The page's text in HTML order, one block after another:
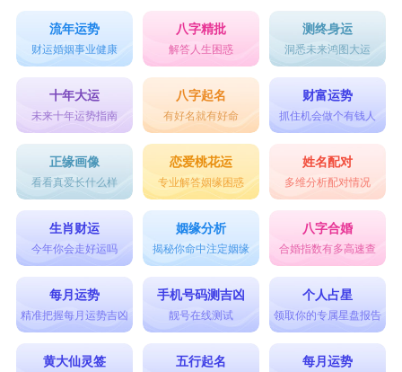
流年运势
财运婚姻事业健康
八字精批
解答人生困惑
测终身运
洞悉未来鸿图大运
十年大运
未来十年运势指南
八字起名
有好名就有好命
财富运势
抓住机会做个有钱人
正缘画像
看看真爱长什么样
恋爱桃花运
专业解答姻缘困惑
姓名配对
多维分析配对情况
生肖财运
今年你会走好运吗
姻缘分析
揭秘你命中注定姻缘
八字合婚
合婚指数有多高速查
每月运势
精准把握每月运势吉凶
手机号码测吉凶
靓号在线测试
个人占星
领取你的专属星盘报告
黄大仙灵签 五行起名 每月运势